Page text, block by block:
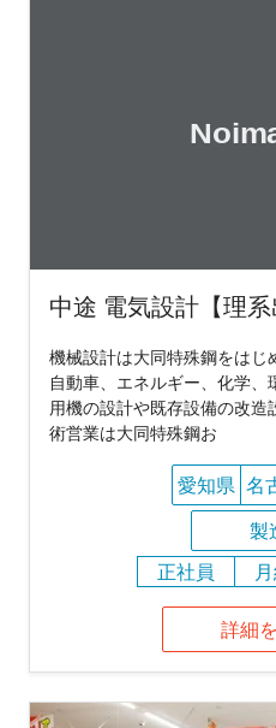
中途 電気設計【理系
機械設計は大同特殊鋼をはじ
自動車、エネルギー、化学
用機の設計や既存設備の改
術営業は大同特殊鋼お
愛知県 名
製
正社員
詳細